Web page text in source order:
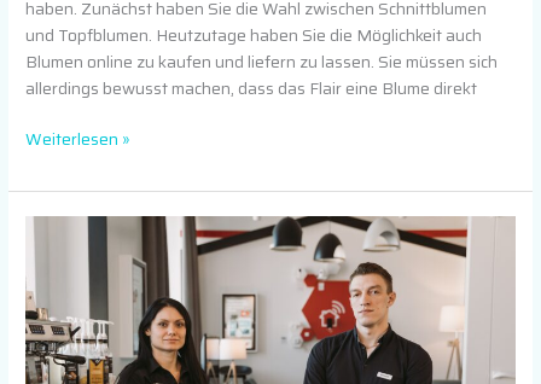
haben. Zunächst haben Sie die Wahl zwischen Schnittblumen
und Topfblumen. Heutzutage haben Sie die Möglichkeit auch
Blumen online zu kaufen und liefern zu lassen. Sie müssen sich
allerdings bewusst machen, dass das Flair eine Blume direkt
Weiterlesen »
Barrierefreiheit
Haus:
Selbstständigkeit
erleben